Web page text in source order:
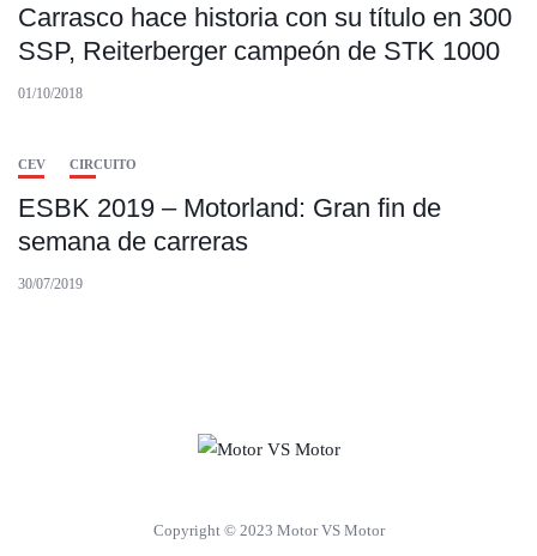
Carrasco hace historia con su título en 300
SSP, Reiterberger campeón de STK 1000
01/10/2018
CEV CIRCUITO
ESBK 2019 – Motorland: Gran fin de
semana de carreras
30/07/2019
Copyright © 2023 Motor VS Motor